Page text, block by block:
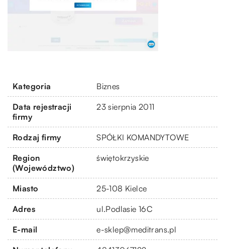
Kategoria Biznes
Data rejestracji
firmy
23 sierpnia 2011
Rodzaj firmy SPÓŁKI KOMANDYTOWE
Region
(Województwo)
świętokrzyskie
Miasto 25-108 Kielce
Adres ul.Podlasie 16C
E-mail e-sklep@meditrans.pl